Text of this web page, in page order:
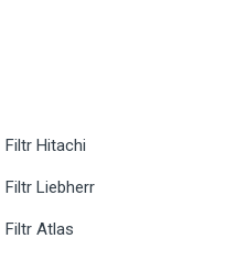
Filtr Hitachi
Filtr Liebherr
Filtr Atlas